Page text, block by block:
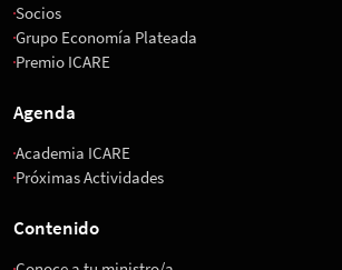
Socios
Grupo Economía Plateada
Premio ICARE
Agenda
Academia ICARE
Próximas Actividades
Contenido